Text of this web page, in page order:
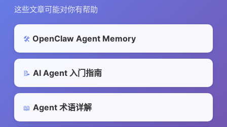
这些文章可能对你有帮助
🛠️ OpenClaw Agent Memory
📝 AI Agent 入门指南
📖 Agent 术语详解